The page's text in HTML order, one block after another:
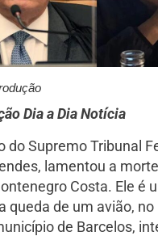
Dia a Dia Notícia
do Supremo Tribunal
lamentou a
Costa. Ele é
queda de um avião,
de Barcelos,